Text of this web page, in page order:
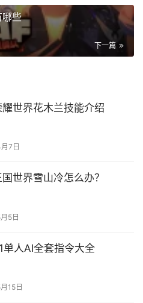
些
下一篇
耀世界花木兰技能介绍
7日
世界雪山冷怎么办？
5日
单人AI全套指令大全
15日